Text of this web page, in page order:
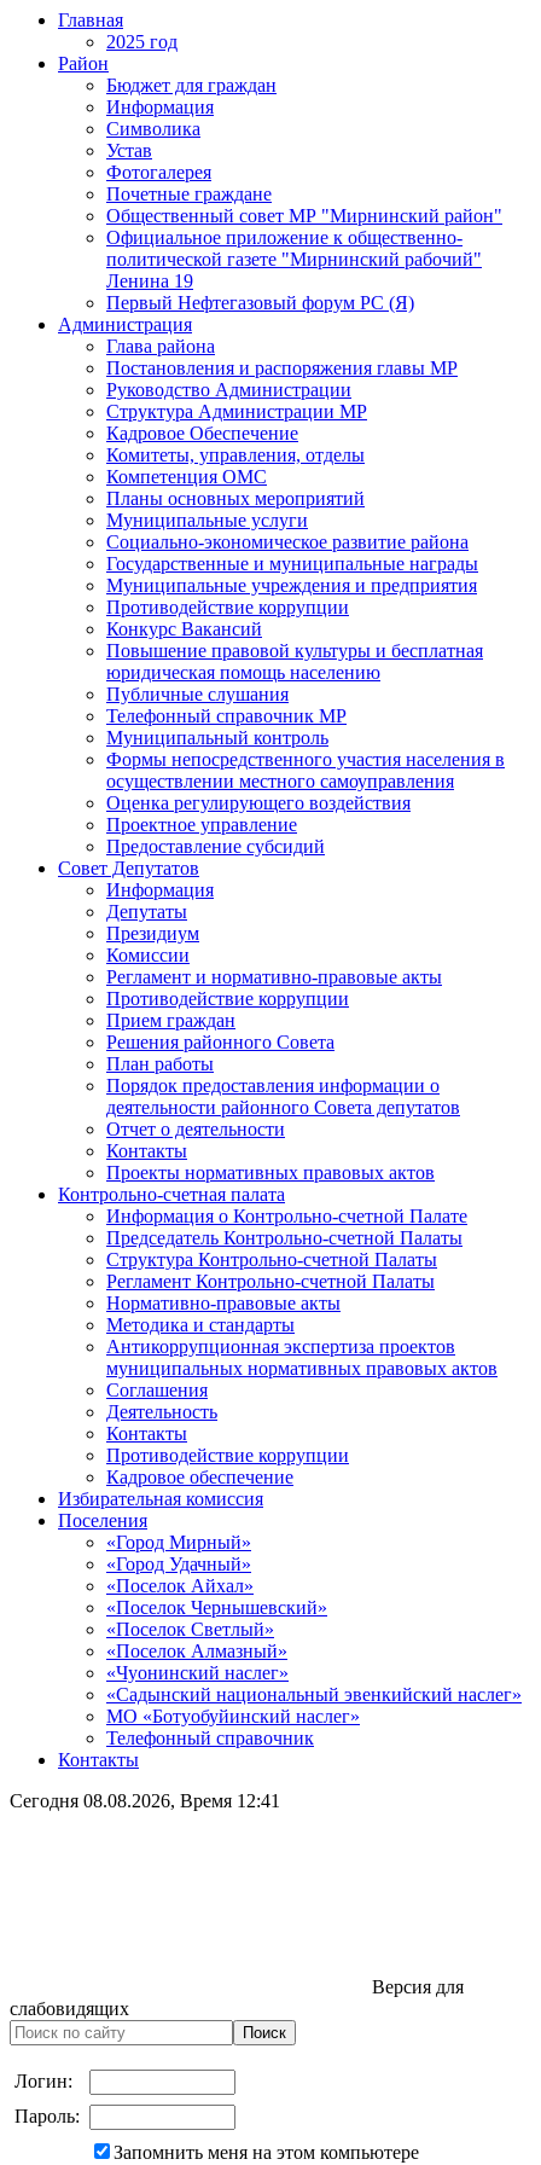
Главная
2025 год
Район
Бюджет для граждан
Информация
Символика
Устав
Фотогалерея
Почетные граждане
Общественный совет МР "Мирнинский район"
Официальное приложение к общественно-
политической газете "Мирнинский рабочий"
Ленина 19
Первый Нефтегазовый форум РС (Я)
Администрация
Глава района
Постановления и распоряжения главы МР
Руководство Администрации
Структура Администрации МР
Кадровое Обеспечение
Комитеты, управления, отделы
Компетенция ОМС
Планы основных мероприятий
Муниципальные услуги
Социально-экономическое развитие района
Государственные и муниципальные награды
Муниципальные учреждения и предприятия
Противодействие коррупции
Конкурс Вакансий
Повышение правовой культуры и бесплатная
юридическая помощь населению
Публичные слушания
Телефонный справочник МР
Муниципальный контроль
Формы непосредственного участия населения в
осуществлении местного самоуправления
Оценка регулирующего воздействия
Проектное управление
Предоставление субсидий
Совет Депутатов
Информация
Депутаты
Президиум
Комиссии
Регламент и нормативно-правовые акты
Противодействие коррупции
Прием граждан
Решения районного Совета
План работы
Порядок предоставления информации о
деятельности районного Совета депутатов
Отчет о деятельности
Контакты
Проекты нормативных правовых актов
Контрольно-счетная палата
Информация о Контрольно-счетной Палате
Председатель Контрольно-счетной Палаты
Структура Контрольно-счетной Палаты
Регламент Контрольно-счетной Палаты
Нормативно-правовые акты
Методика и стандарты
Антикоррупционная экспертиза проектов
муниципальных нормативных правовых актов
Соглашения
Деятельность
Контакты
Противодействие коррупции
Кадровое обеспечение
Избирательная комиссия
Поселения
«Город Мирный»
«Город Удачный»
«Поселок Айхал»
«Поселок Чернышевский»
«Поселок Светлый»
«Поселок Алмазный»
«Чуонинский наслег»
«Садынский национальный эвенкийский наслег»
МО «Ботуобуйинский наслег»
Телефонный справочник
Контакты
Сегодня 08.08.2026, Время 12:41
Версия для
слабовидящих
Логин:
Пароль:
Запомнить меня на этом компьютере